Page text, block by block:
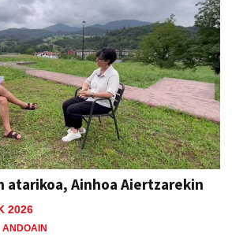
atarikoa, Ainhoa Aiertzarekin
2026
ANDOAIN